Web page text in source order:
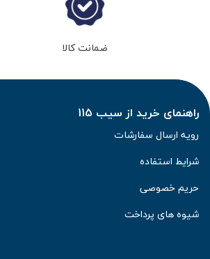
ضمانت کالا
راهنمای خرید از سیب 115
رویه ارسال سفارشات
شرایط استفاده
حریم خصوصی
شیوه های پرداخت